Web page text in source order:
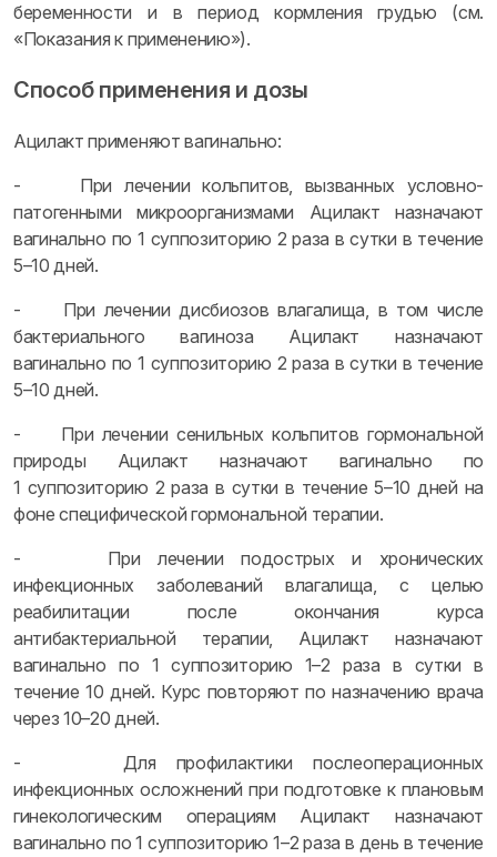
беременности и в период кормления грудью (см.
«Показания к применению»).
Способ применения и дозы
Ацилакт применяют вагинально:
- При лечении кольпитов, вызванных условно-
патогенными микроорганизмами Ацилакт назначают
вагинально по 1 суппозиторию 2 раза в сутки в течение
5–10 дней.
- При лечении дисбиозов влагалища, в том числе
бактериального вагиноза Ацилакт назначают
вагинально по 1 суппозиторию 2 раза в сутки в течение
5–10 дней.
- При лечении сенильных кольпитов гормональной
природы Ацилакт назначают вагинально по
1 суппозиторию 2 раза в сутки в течение 5–10 дней на
фоне специфической гормональной терапии.
- При лечении подострых и хронических
инфекционных заболеваний влагалища, с целью
реабилитации после окончания курса
антибактериальной терапии, Ацилакт назначают
вагинально по 1 суппозиторию 1–2 раза в сутки в
течение 10 дней. Курс повторяют по назначению врача
через 10–20 дней.
- Для профилактики послеоперационных
инфекционных осложнений при подготовке к плановым
гинекологическим операциям Ацилакт назначают
вагинально по 1 суппозиторию 1–2 раза в день в течение